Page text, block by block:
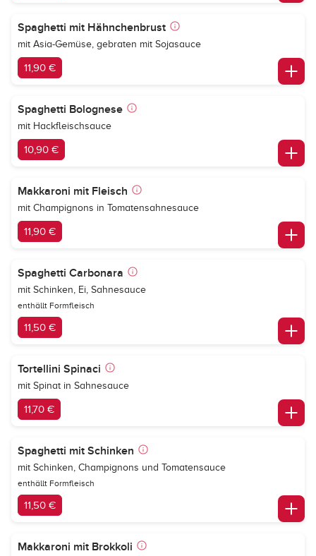
Spaghetti mit Hähnchenbrust
mit Asia-Gemüse, gebraten mit Sojasauce
11,90 €
Spaghetti Bolognese
mit Hackfleischsauce
10,90 €
Makkaroni mit Fleisch
mit Champignons in Tomatensahnesauce
11,90 €
Spaghetti Carbonara
mit Schinken, Ei, Sahnesauce
enthällt Formfleisch
11,50 €
Tortellini Spinaci
mit Spinat in Sahnesauce
11,70 €
Spaghetti mit Schinken
mit Schinken, Champignons und Tomatensauce
enthällt Formfleisch
11,50 €
Makkaroni mit Brokkoli